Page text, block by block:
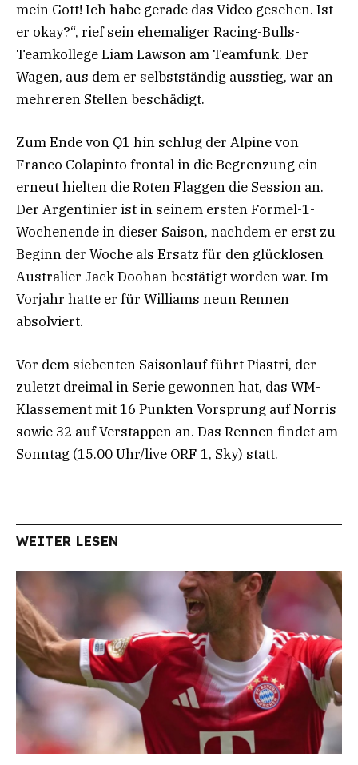
mein Gott! Ich habe gerade das Video gesehen. Ist
er okay?“, rief sein ehemaliger Racing-Bulls-
Teamkollege Liam Lawson am Teamfunk. Der
Wagen, aus dem er selbstständig ausstieg, war an
mehreren Stellen beschädigt.
Zum Ende von Q1 hin schlug der Alpine von
Franco Colapinto frontal in die Begrenzung ein –
erneut hielten die Roten Flaggen die Session an.
Der Argentinier ist in seinem ersten Formel-1-
Wochenende in dieser Saison, nachdem er erst zu
Beginn der Woche als Ersatz für den glücklosen
Australier Jack Doohan bestätigt worden war. Im
Vorjahr hatte er für Williams neun Rennen
absolviert.
Vor dem siebenten Saisonlauf führt Piastri, der
zuletzt dreimal in Serie gewonnen hat, das WM-
Klassement mit 16 Punkten Vorsprung auf Norris
sowie 32 auf Verstappen an. Das Rennen findet am
Sonntag (15.00 Uhr/live ORF 1, Sky) statt.
WEITER LESEN